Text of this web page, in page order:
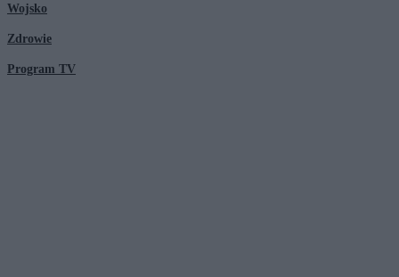
Wojsko
Zdrowie
Program TV